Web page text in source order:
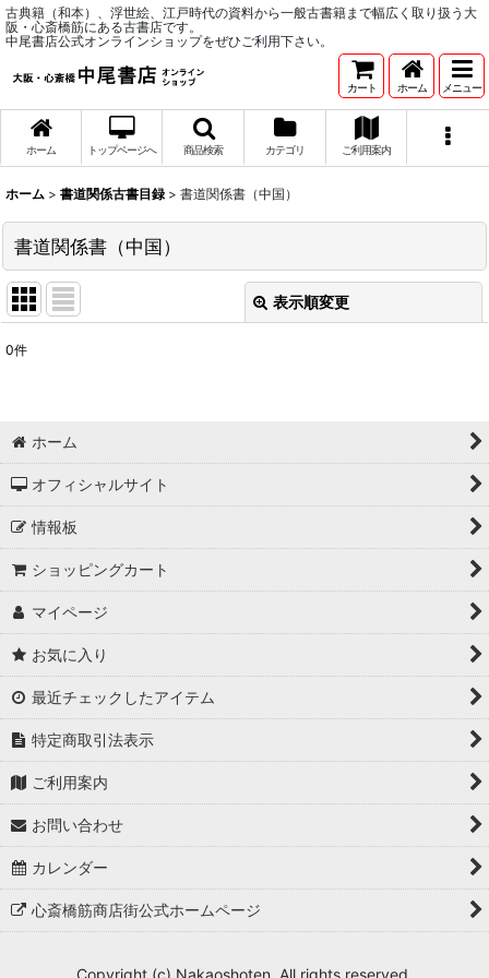
古典籍（和本）、浮世絵、江戸時代の資料から一般古書籍まで幅広く取り扱う大
阪・心斎橋筋にある古書店です。
中尾書店公式オンラインショップをぜひご利用下さい。
カート ホーム メニュー
ホーム トップページへ 商品検索 カテゴリ ご利用案内
ホーム > 書道関係古書目録 > 書道関係書（中国）
書道関係書（中国）
表示順変更
0件
ホーム
オフィシャルサイト
情報板
ショッピングカート
マイページ
お気に入り
最近チェックしたアイテム
特定商取引法表示
ご利用案内
お問い合わせ
カレンダー
心斎橋筋商店街公式ホームページ
Copyright (c) Nakaoshoten. All rights reserved.